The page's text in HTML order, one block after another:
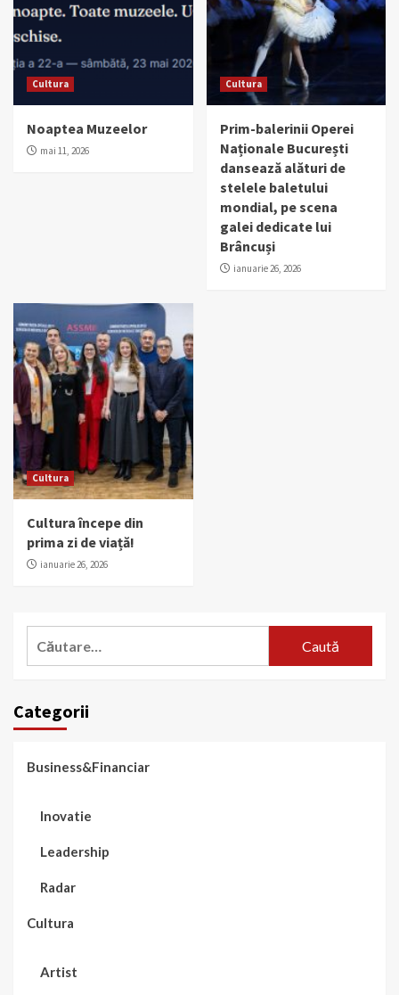
Cultura
Noaptea Muzeelor
mai 11, 2026
Cultura
Prim-balerinii Operei
Naționale București
dansează alături de
stelele baletului
mondial, pe scena
galei dedicate lui
Brâncuși
ianuarie 26, 2026
Cultura
Cultura începe din
prima zi de viață!
ianuarie 26, 2026
Categorii
Business&Financiar
Inovatie
Leadership
Radar
Cultura
Artist